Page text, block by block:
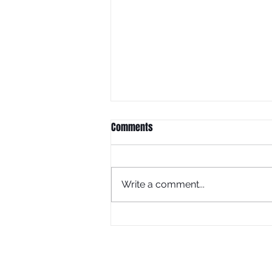
Comments
Write a comment...